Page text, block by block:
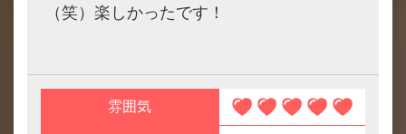
（笑）楽しかったです！
雰囲気